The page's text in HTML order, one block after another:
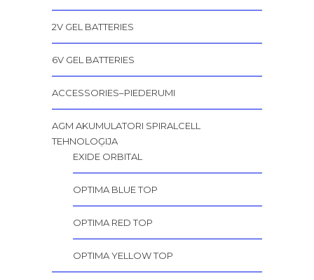
2V GEL BATTERIES
6V GEL BATTERIES
ACCESSORIES–PIEDERUMI
AGM AKUMULATORI SPIRALCELL
TEHNOLOĢIJA
EXIDE ORBITAL
OPTIMA BLUE TOP
OPTIMA RED TOP
OPTIMA YELLOW TOP